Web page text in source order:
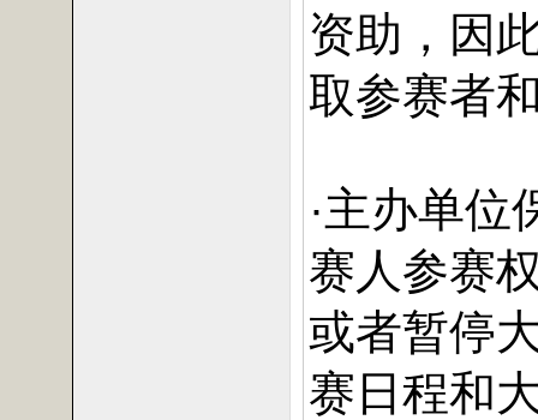
资助，因
取参赛者
·主办单位
赛人参赛
或者暂停
赛日程和